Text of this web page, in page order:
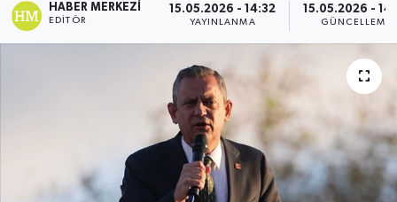
HABER MERKEZI
EDITÖR
15.05.2026 - 14:32
YAYINLANMA
15.05.2026 -
GÜNCELLEME